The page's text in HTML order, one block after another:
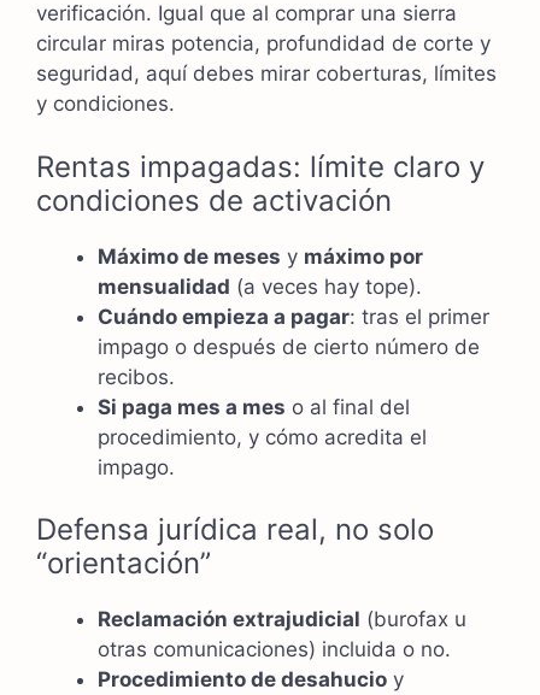
verificación. Igual que al comprar una sierra
circular miras potencia, profundidad de corte y
seguridad, aquí debes mirar coberturas, límites
y condiciones.
Rentas impagadas: límite claro y
condiciones de activación
Máximo de meses y máximo por
mensualidad (a veces hay tope).
Cuándo empieza a pagar: tras el primer
impago o después de cierto número de
recibos.
Si paga mes a mes o al final del
procedimiento, y cómo acredita el
impago.
Defensa jurídica real, no solo
“orientación”
Reclamación extrajudicial (burofax u
otras comunicaciones) incluida o no.
Procedimiento de desahucio y